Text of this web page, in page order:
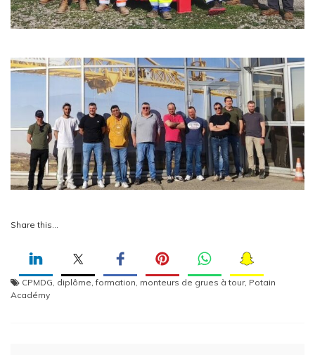
Share this…
CPMDG, diplôme,formation, monteurs de grues à tour, Potain
Académy